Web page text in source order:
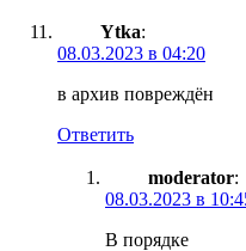
Ytka:
08.03.2023 в 04:20
в архив повреждён
Ответить
moderator:
08.03.2023 в
В порядке